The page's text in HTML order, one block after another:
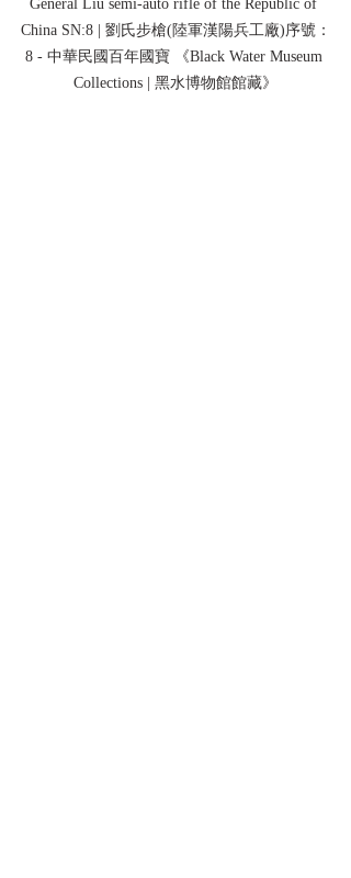
General Liu semi-auto rifle of the Republic of
China SN:8 | 劉氏步槍(陸軍漢陽兵工廠)序號：
8 - 中華民國百年國寶 《Black Water Museum
Collections | 黑水博物館館藏》